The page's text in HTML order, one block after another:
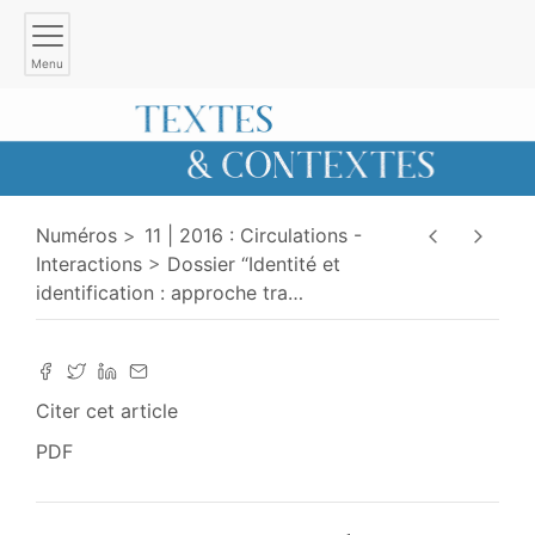
Menu
Numéros
11 | 2016 : Circulations -
Interactions
Dossier “Identité et
identification : approche tra…
Citer cet article
PDF